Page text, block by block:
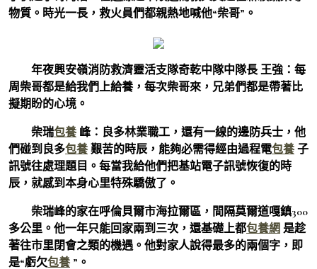
物質。時光一長，救火員們都親熱地喊他“柴哥”。
年夜興安嶺消防救濟靈活支隊奇乾中隊中隊長 王強：每
周柴哥都是給我們上給養，每次柴哥來，兄弟們都是帶著比
擬期盼的心境。
柴瑞包養 峰：良多林業職工，還有一線的邊防兵士，他
們碰到良多包養 艱苦的時辰，能夠必需得經由過程電包養 子
訊號往處理題目。每當我給他們把基站電子訊號恢復的時
辰，就感到本身心里特殊驕傲了。
柴瑞峰的家在呼倫貝爾市海拉爾區，間隔莫爾道嘎鎮300
多公里。他一年只能回家兩到三次，還基礎上都包養網 是趁
著往市里閉會之類的機遇。他對家人說得最多的兩個字，即
是“虧欠包養 ”。